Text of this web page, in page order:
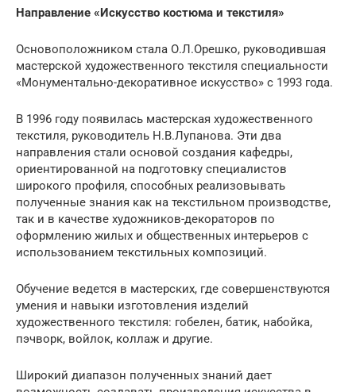
Направление «Искусство костюма и текстиля»
Основоположником стала О.Л.Орешко, руководившая
мастерской художественного текстиля специальности
«Монументально-декоративное искусство» с 1993 годa.
В 1996 году появилась мастерская художественного
текстиля, руководитель Н.В.Лупанова. Эти два
направления стали основой создания кафедры,
ориентированной на подготовку специалистов
широкого профиля, способных реализовывать
полученные знания как на текстильном производстве,
так и в качестве художников-декораторов по
оформлению жилых и общественных интерьеров с
использованием текстильных композиций.
Обучение ведется в мастерских, где совершенствуются
умения и навыки изготовления изделий
художественного текстиля: гобелен, батик, набойка,
пэчворк, войлок, коллаж и другие.
Широкий диапазон полученных знаний дает